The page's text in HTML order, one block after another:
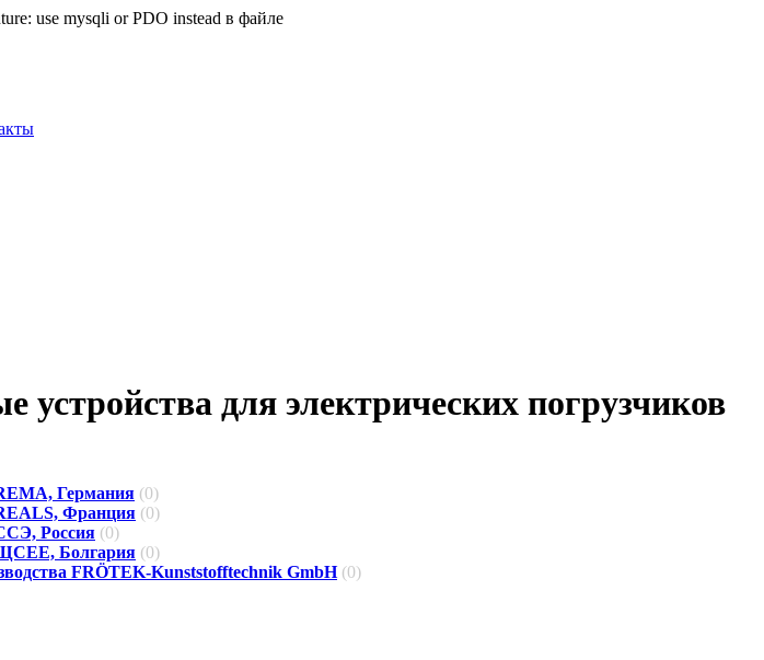
use mysqli or PDO instead в файле
устройства для электрических погрузчиков
Германия (0)
Франция (0)
Россия (0)
Болгария (0)
FRÖTEK-Kunststofftechnik GmbH (0)